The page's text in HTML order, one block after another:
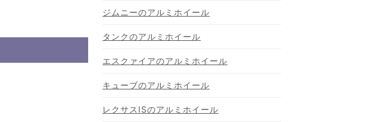
ジムニーのアルミホイール
タンクのアルミホイール
エスクァイアのアルミホイール
キューブのアルミホイール
レクサスISのアルミホイール